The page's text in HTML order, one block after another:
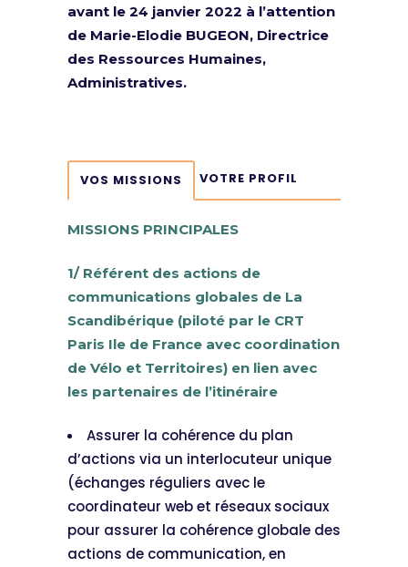
avant le 24 janvier 2022 à l’attention
de Marie-Elodie BUGEON, Directrice
des Ressources Humaines,
Administratives.
VOS MISSIONS VOTRE PROFIL
MISSIONS PRINCIPALES
1/ Référent des actions de
communications globales de La
Scandibérique (piloté par le CRT
Paris Ile de France avec coordination
de Vélo et Territoires) en lien avec
les partenaires de l’itinéraire
Assurer la cohérence du plan
d’actions via un interlocuteur unique
(échanges réguliers avec le
coordinateur web et réseaux sociaux
pour assurer la cohérence globale des
actions de communication, en